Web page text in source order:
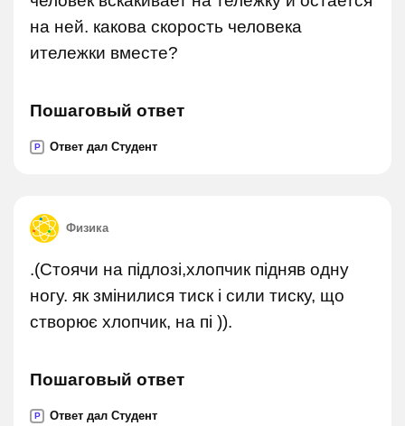
на ней. какова скорость человека
итележки вместе?
Пошаговый ответ
P Ответ дал Студент
Физика
.(Стоячи на підлозі,хлопчик підняв одну
ногу. як змінилися тиск і сили тиску, що
створює хлопчик, на пі )).
Пошаговый ответ
P Ответ дал Студент